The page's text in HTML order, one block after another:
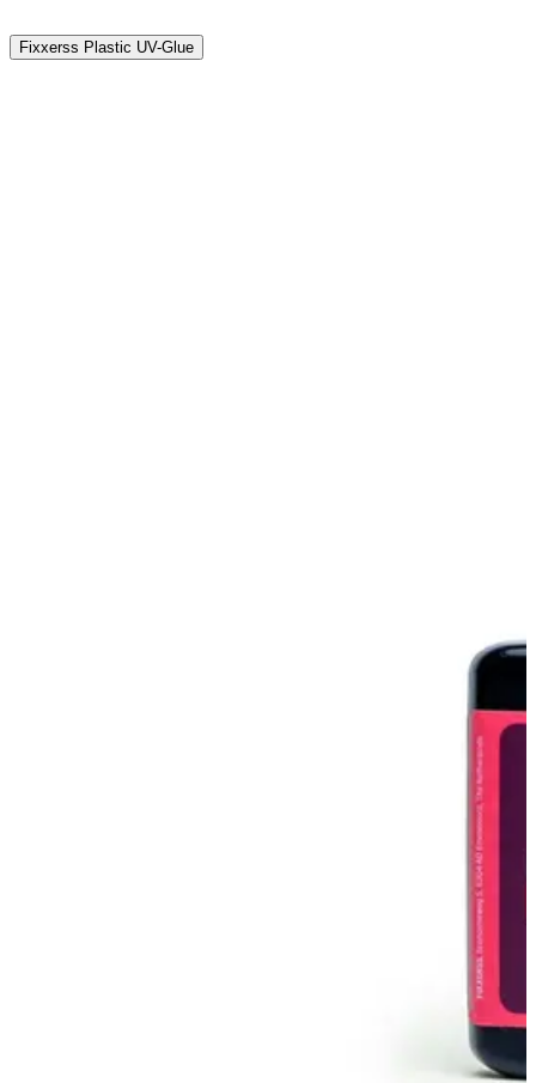
Fixxerss Plastic UV-Glue